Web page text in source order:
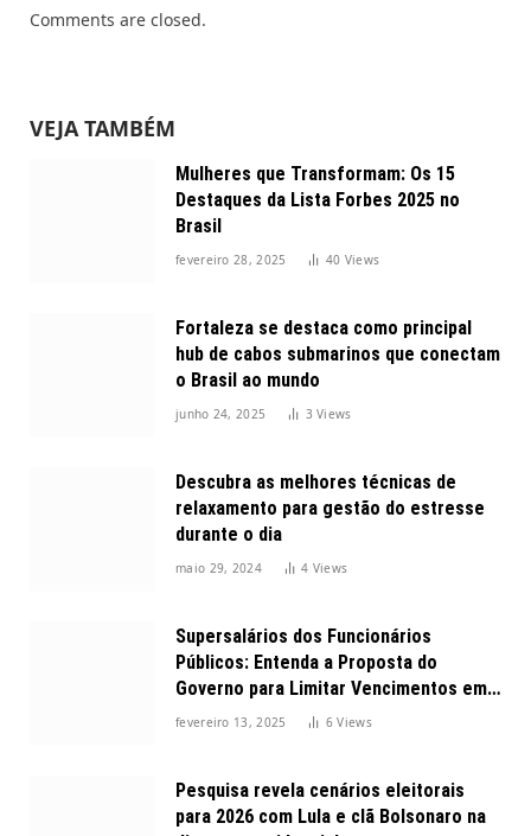
Comments are closed.
VEJA TAMBÉM
Mulheres que Transformam: Os 15
Destaques da Lista Forbes 2025 no
Brasil
fevereiro 28, 2025 40 Views
Fortaleza se destaca como principal
hub de cabos submarinos que conectam
o Brasil ao mundo
junho 24, 2025 3Views
Descubra as melhores técnicas de
relaxamento para gestão do estresse
durante o dia
maio 29, 2024 4 Views
Supersalários dos Funcionários
Públicos: Entenda a Proposta do
Governo para Limitar Vencimentos em
2025
fevereiro 13, 2025 6Views
Pesquisa revela cenários eleitorais
para 2026 com Lula e clã Bolsonaro na